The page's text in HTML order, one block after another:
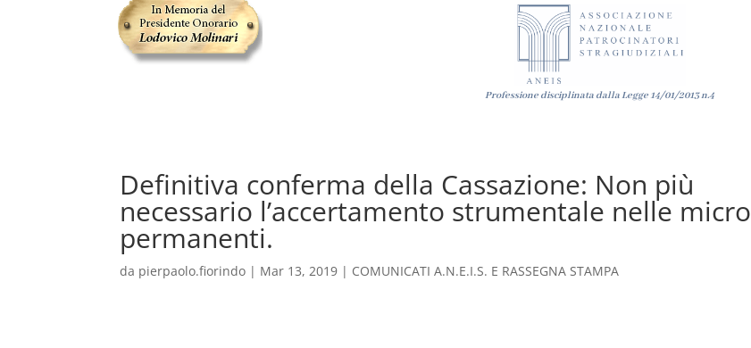
Professione disciplinata dalla Legge 14/01/2013n.4
Definitiva conferma della Cassazione: Non più
necessario l’accertamento strumentale nelle micro
permanenti.
da pierpaolo.fiorindo | Mar 13, 2019 | COMUNICATI A.N.E.I.S. E RASSEGNA STAMPA